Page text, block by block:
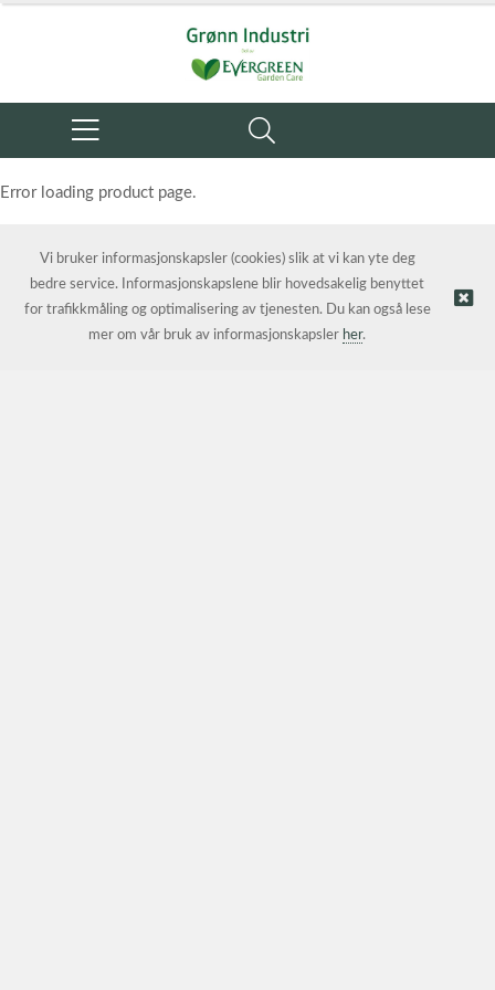
Error loading product page.
© Grønn Industri AS | Nettbutikk levert avKréatif AS
Vi bruker informasjonskapsler (cookies) slik at vi kan yte deg
bedre service. Informasjonskapslene blir hovedsakelig benyttet
for trafikkmåling og optimalisering av tjenesten. Du kan også lese
mer om vår bruk av informasjonskapsler her.